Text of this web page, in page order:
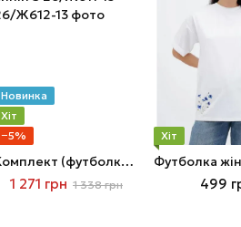
Новинка
Хіт
−5%
Комплект (футболка, шорти) синій S
1 271 грн 1 338 грн
Хіт
499